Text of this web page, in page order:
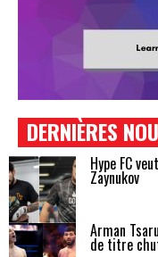
DERNIÈRES
Hype FC
Zaynukov
Arman
de titre